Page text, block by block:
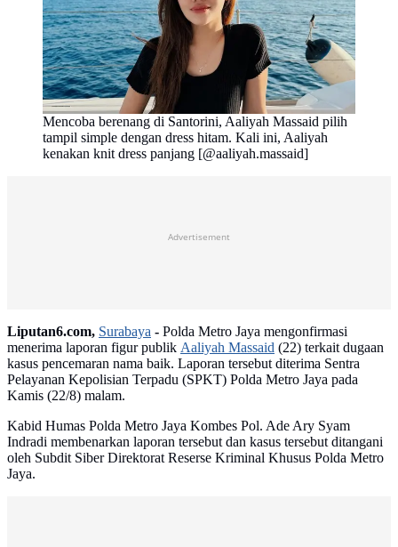
Mencoba berenang di Santorini, Aaliyah Massaid pilih
tampil simple dengan dress hitam. Kali ini, Aaliyah
kenakan knit dress panjang [@aaliyah.massaid]
Advertisement
Liputan6.com, Surabaya - Polda Metro Jaya mengonfirmasi
menerima laporan figur publik Aaliyah Massaid (22) terkait dugaan
kasus pencemaran nama baik. Laporan tersebut diterima Sentra
Pelayanan Kepolisian Terpadu (SPKT) Polda Metro Jaya pada
Kamis (22/8) malam.
Kabid Humas Polda Metro Jaya Kombes Pol. Ade Ary Syam
Indradi membenarkan laporan tersebut dan kasus tersebut ditangani
oleh Subdit Siber Direktorat Reserse Kriminal Khusus Polda Metro
Jaya.